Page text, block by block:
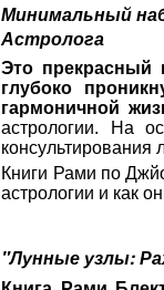
Минимальный
Астролога
Это прекрасный
глубоко
гармоничной
астрологии. На
консультирования
Книги Рами по
астрологии и как
"Лунные узлы: